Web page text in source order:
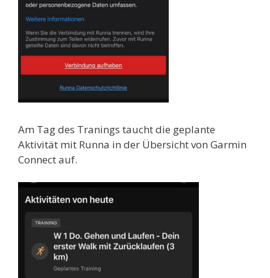
Am Tag des Tranings taucht die geplante
Aktivität mit Runna in der Übersicht von Garmin
Connect auf.